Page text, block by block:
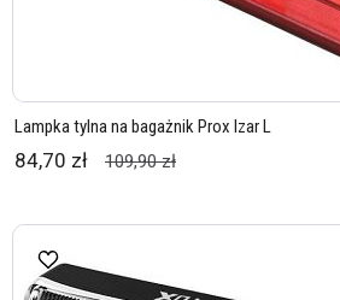
Lampka tylna na bagażnik Prox Izar L
84,70 zł 109,90 zł